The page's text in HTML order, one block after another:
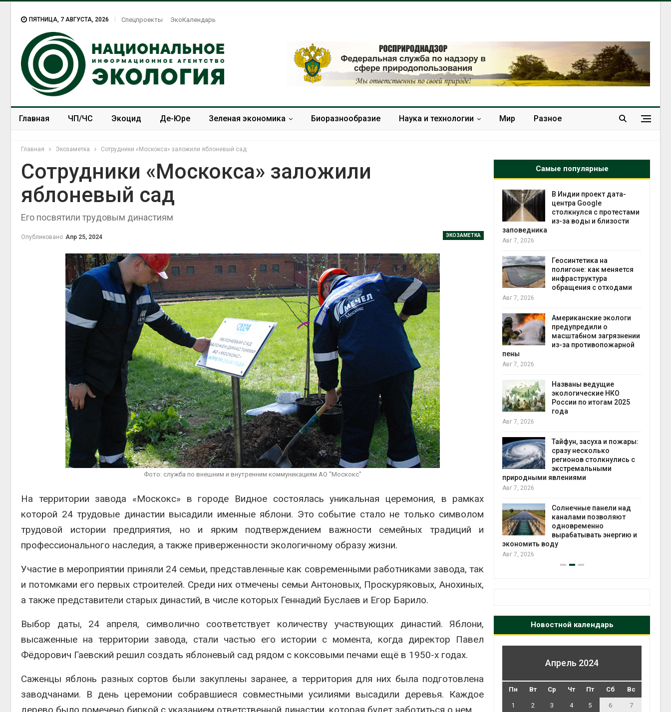
ПЯТНИЦА, 7 АВГУСТА, 2026 Спецпроекты ЭкоКалендарь
Главная ЧП/ЧС Экоцид Де-Юре Зеленая экономика Биоразнообразие Наука и технологии Мир Разное
Главная Экозаметка Сотрудники «Москокса» заложили яблоневый сад
Сотрудники «Москокса» заложили
яблоневый сад
Его посвятили трудовым династиям
ЭКОЗАМЕТКА
Опубликовано Апр 25, 2024
Фото: служба по внешним и внутренним коммуникациям АО "Москокс"
На территории завода «Москокс» в городе Видное состоялась уникальная церемония, в рамках
которой 24 трудовые династии высадили именные яблони. Это событие стало не только символом
трудовой истории предприятия, но и ярким подтверждением важности семейных традиций и
профессионального наследия, а также приверженности экологичному образу жизни.
Участие в мероприятии приняли 24 семьи, представленные как современными работниками завода, так
и потомками его первых строителей. Среди них отмечены семьи Антоновых, Проскуряковых, Анохиных,
а также представители старых династий, в числе которых Геннадий Буслаев и Егор Барило.
Выбор даты, 24 апреля, символично соответствует количеству участвующих династий. Яблони,
высаженные на территории завода, стали частью его истории с момента, когда директор Павел
Фёдорович Гаевский решил создать яблоневый сад рядом с коксовыми печами ещё в 1950-х годах.
Саженцы яблонь разных сортов были закуплены заранее, а территория для них была подготовлена
заводчанами. В день церемонии собравшиеся совместными усилиями высадили деревья. Каждое
Самые популярные
строительство мусорных
объектов и уборку
контейнерных площадок
Авг 7, 2026
Панамский канал вновь
ограничивает загрузку
судов из-за дефицита
пресной воды
Авг 6, 2026
В китайской провинции
Шэньси из-за паводков
эвакуировали более 140
тыс. человек
Авг 6, 2026
МЕГА и ВкусВилл
установили
экообменники для сбора
вторсырья
Авг 6, 2026
из воздуха с помощью
Авг 6, 2026
водохранилища Волги и
Камы в августе может
превысить норму почти в
полтора раза
Авг 7, 2026
Евросоюз потребовал
увеличить вложения в
защиту природы на фоне
роста ущерба от пожаров
Авг 7, 2026
Дом из старых шин
может обходиться без
кондиционера и почти
без отопления
Камчатские северные
олени набирают вес
перед осенней миграцией
Авг 7, 2026
Нижнего Новгорода
В Индии проект дата-
центра Google
столкнулся с протестами
из-за воды и близости
заповедника
Авг 7, 2026
Геосинтетика на
полигоне: как меняется
инфраструктура
обращения с отходами
Авг 7, 2026
Американские экологи
предупредили о
масштабном загрязнении
из-за противопожарной
пены
Авг 7, 2026
Названы ведущие
экологические НКО
России по итогам 2025
года
Авг 7, 2026
Тайфун, засуха и пожары:
сразу несколько
регионов столкнулись с
экстремальными
природными явлениями
Авг 7, 2026
Солнечные панели над
каналами позволяют
одновременно
вырабатывать энергию и
экономить воду
Авг 7, 2026
Новостной календарь
Апрель 2024
Пн Вт Ср Чт Пт Сб Вс
1 2 3 4 5 6 7